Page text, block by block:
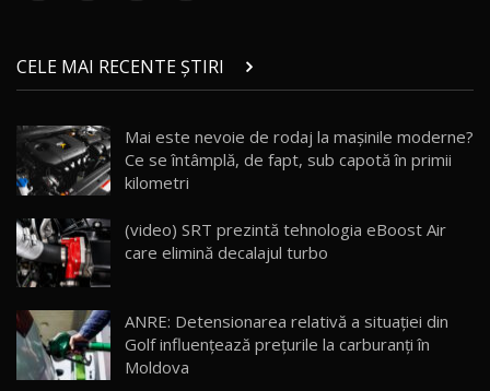
chinez care face lumea să se întoarcă după el
/ AutoBlog.MD
17:27
15 14:37
16
AutoBlogMD
13:10
17 20:06
Va fi modelul nr.1 BYD în Moldova? BYD Seal U
CELE MAI RECENTE ȘTIRI
Mai este nevoie de rodaj la mașinile moderne?
Ce se întâmplă, de fapt, sub capotă în primii
kilometri
(video) SRT prezintă tehnologia eBoost Air
care elimină decalajul turbo
ANRE: Detensionarea relativă a situației din
Golf influențează prețurile la carburanți în
Moldova